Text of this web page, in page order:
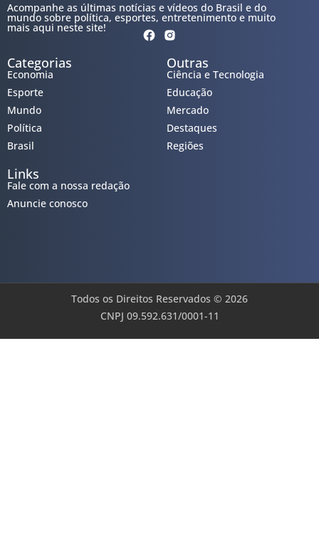
Acompanhe as últimas notícias e vídeos do Brasil e do
mundo sobre política, esportes, entretenimento e muito
mais aqui neste site!
Categorias
Economia
Esporte
Mundo
Política
Brasil
Outras
Ciência e Tecnologia
Educação
Mercado
Destaques
Regiões
Links
Fale com a nossa redação
Anuncie conosco
Todos os Direitos Reservados © 2026
CNPJ 09.592.631/0001-11